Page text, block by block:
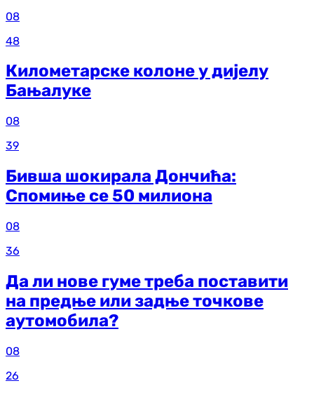
08
48
Километарске колоне у дијелу
Бањалуке
08
39
Бивша шокирала Дончића:
Спомиње се 50 милиона
08
36
Да ли нове гуме треба поставити
на предње или задње точкове
аутомобила?
08
26